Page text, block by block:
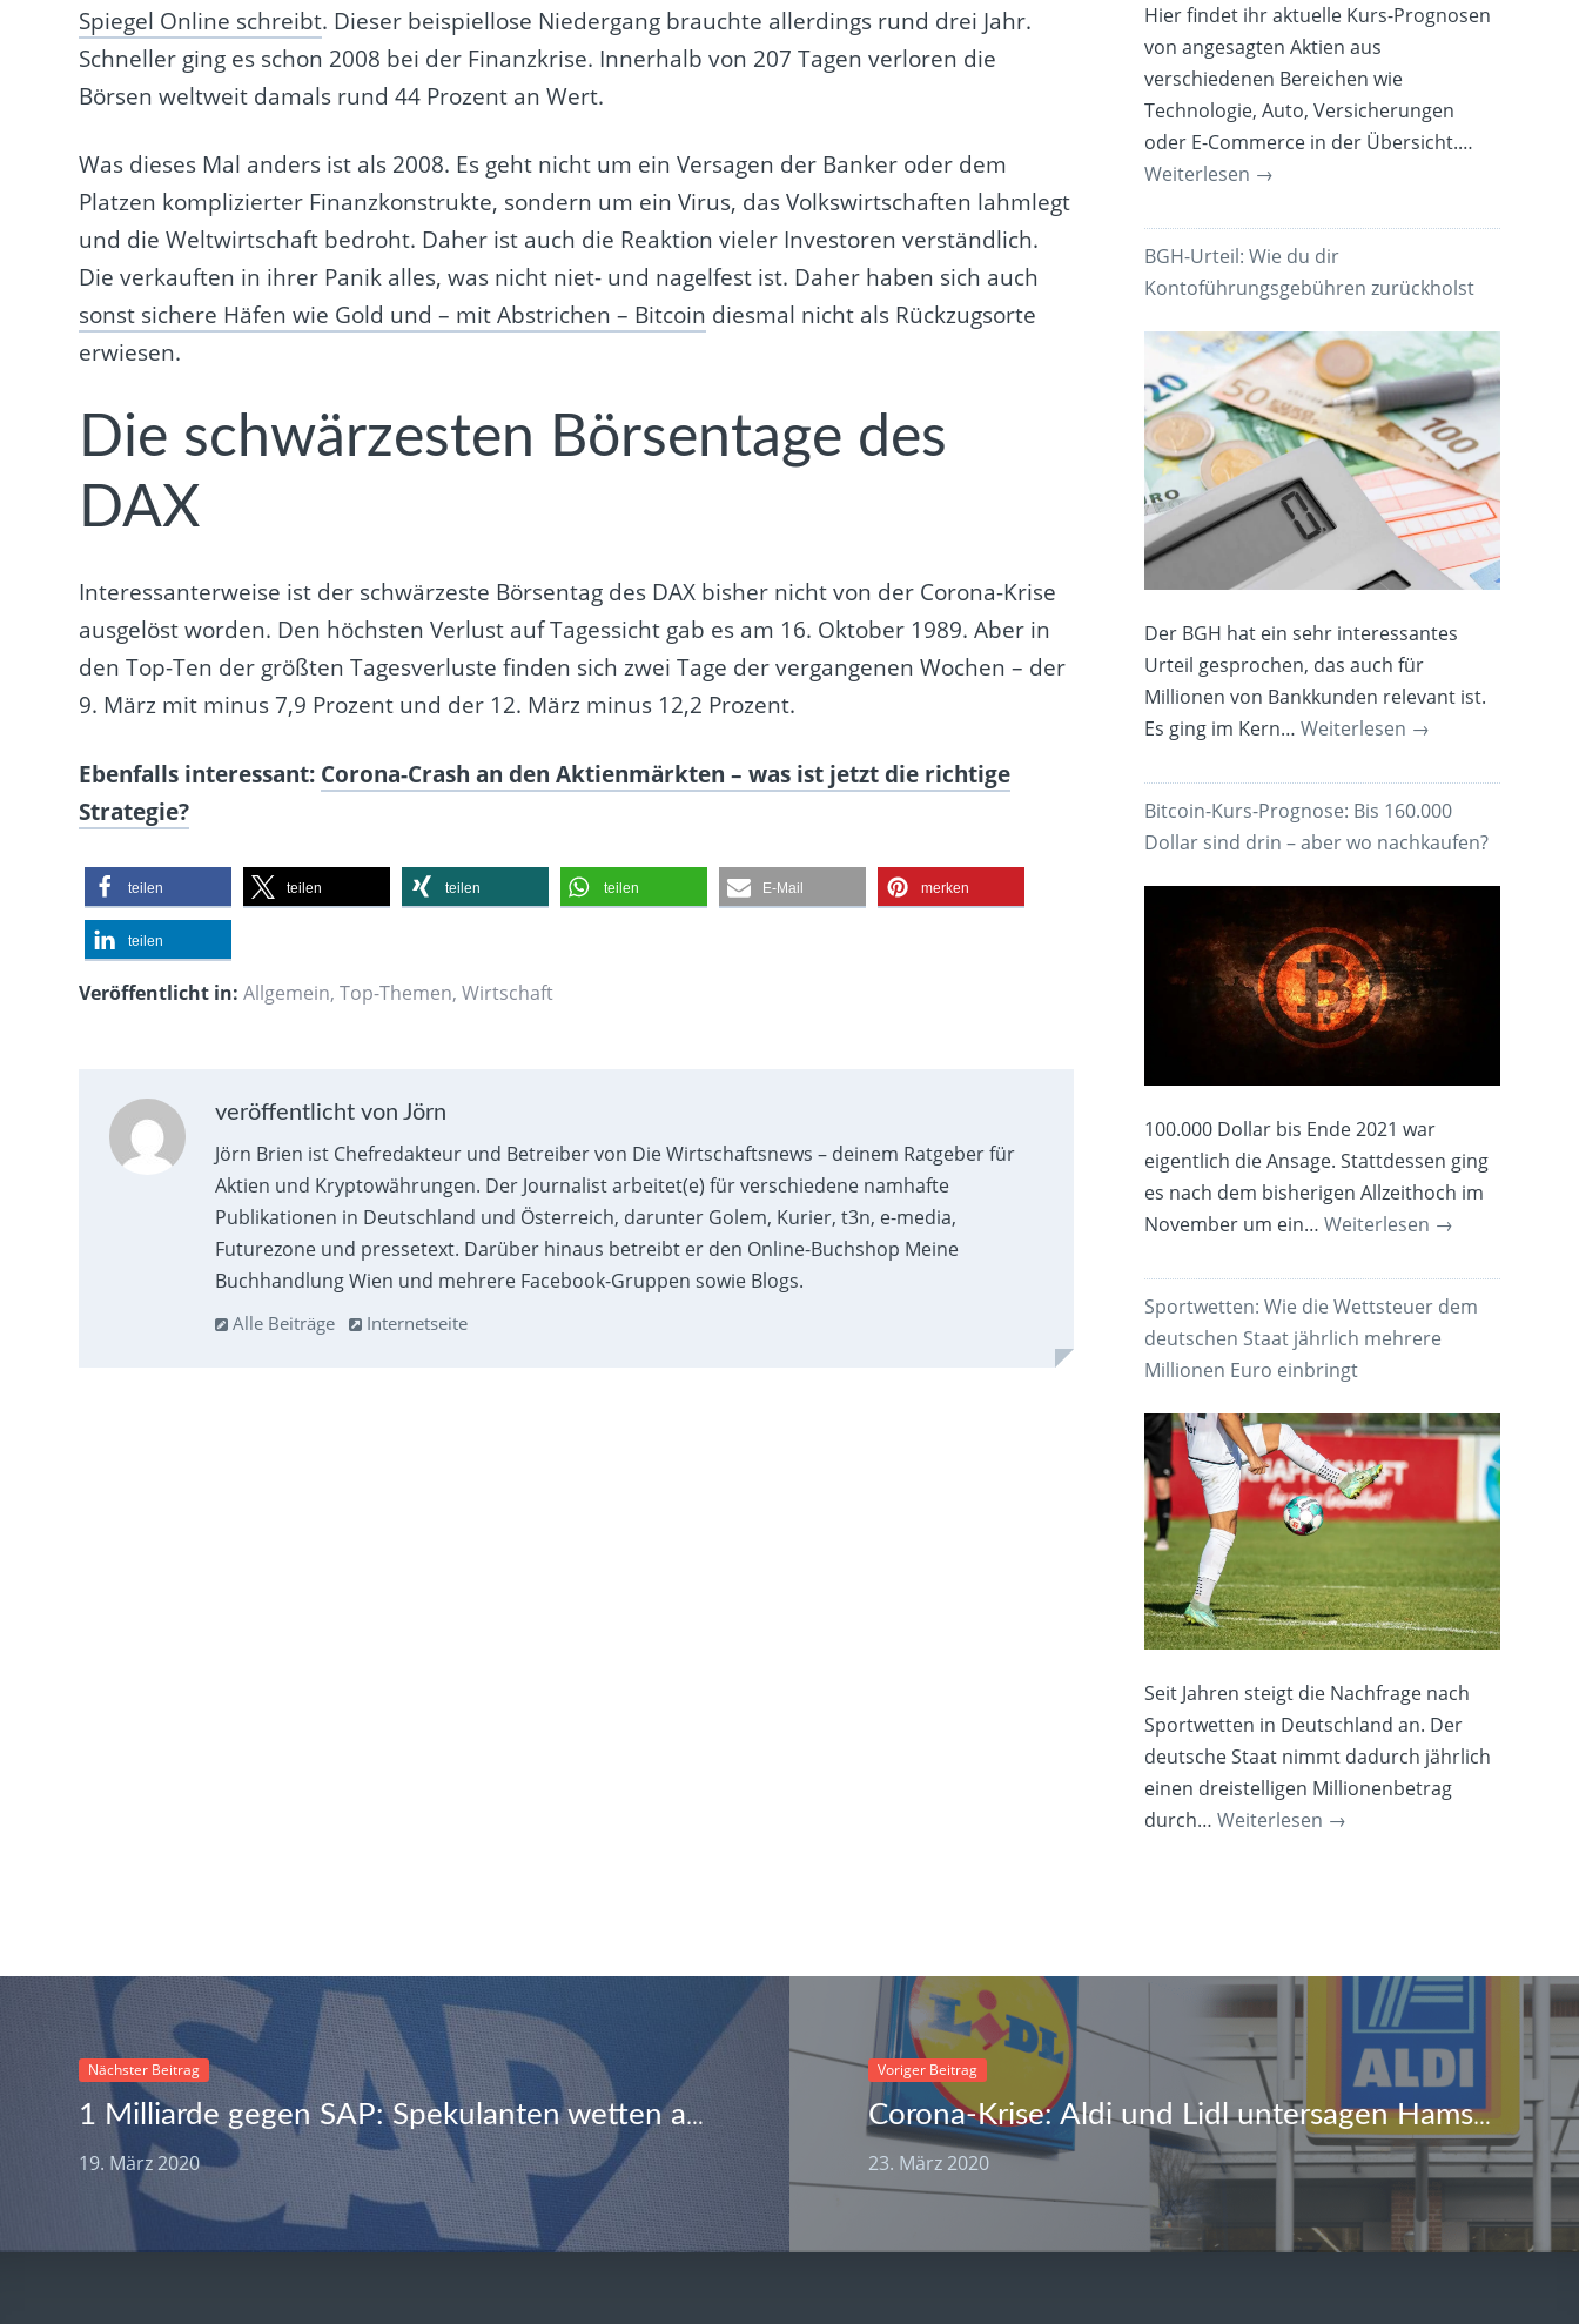
Spiegel Online schreibt. Dieser beispiellose Niedergang brauchte allerdings rund drei Jahr.
Schneller ging es schon 2008 bei der Finanzkrise. Innerhalb von 207 Tagen verloren die
Börsen weltweit damals rund 44 Prozent an Wert.
Was dieses Mal anders ist als 2008. Es geht nicht um ein Versagen der Banker oder dem
Platzen komplizierter Finanzkonstrukte, sondern um ein Virus, das Volkswirtschaften lahmlegt
und die Weltwirtschaft bedroht. Daher ist auch die Reaktion vieler Investoren verständlich.
Die verkauften in ihrer Panik alles, was nicht niet- und nagelfest ist. Daher haben sich auch
sonst sichere Häfen wie Gold und – mit Abstrichen – Bitcoin diesmal nicht als Rückzugsorte
erwiesen.
Die schwärzesten Börsentage des
DAX
Interessanterweise ist der schwärzeste Börsentag des DAX bisher nicht von der Corona-Krise
ausgelöst worden. Den höchsten Verlust auf Tagessicht gab es am 16. Oktober 1989. Aber in
den Top-Ten der größten Tagesverluste finden sich zwei Tage der vergangenen Wochen – der
9. März mit minus 7,9 Prozent und der 12. März minus 12,2 Prozent.
Ebenfalls interessant: Corona-Crash an den Aktienmärkten – was ist jetzt die richtige
Strategie?
teilen teilen teilen teilen E-Mail merken
teilen
Veröffentlicht in: Allgemein,Top-Themen,Wirtschaft
veröffentlicht von Jörn
Jörn Brien ist Chefredakteur und Betreiber von Die Wirtschaftsnews – deinem Ratgeber für
Aktien und Kryptowährungen. Der Journalist arbeitet(e) für verschiedene namhafte
Publikationen in Deutschland und Österreich, darunter Golem, Kurier, t3n, e-media,
Futurezone und pressetext. Darüber hinaus betreibt er den Online-Buchshop Meine
Buchhandlung Wien und mehrere Facebook-Gruppen sowie Blogs.
Alle Beiträge Internetseite
Hier findet ihr aktuelle Kurs-Prognosen
von angesagten Aktien aus
verschiedenen Bereichen wie
Technologie, Auto, Versicherungen
oder E-Commerce in der Übersicht.…
Weiterlesen →
BGH-Urteil: Wie du dir
Kontoführungsgebühren zurückholst
Der BGH hat ein sehr interessantes
Urteil gesprochen, das auch für
Millionen von Bankkunden relevant ist.
Es ging im Kern…Weiterlesen →
Bitcoin-Kurs-Prognose: Bis 160.000
Dollar sind drin – aber wo nachkaufen?
100.000 Dollar bis Ende 2021 war
eigentlich die Ansage. Stattdessen ging
es nach dem bisherigen Allzeithoch im
November um ein…Weiterlesen →
Sportwetten: Wie die Wettsteuer dem
deutschen Staat jährlich mehrere
Millionen Euro einbringt
Seit Jahren steigt die Nachfrage nach
Sportwetten in Deutschland an. Der
deutsche Staat nimmt dadurch jährlich
einen dreistelligen Millionenbetrag
durch…Weiterlesen →
Nächster Beitrag
1 Milliarde gegen SAP: Spekulanten wetten auf Absturz von DAX-Konzernen
19. März 2020
Voriger Beitrag
Corona-Krise: Aldi und Lidl untersagen Hamsterkäufe bei Klopapier und Nudeln
23. März 2020